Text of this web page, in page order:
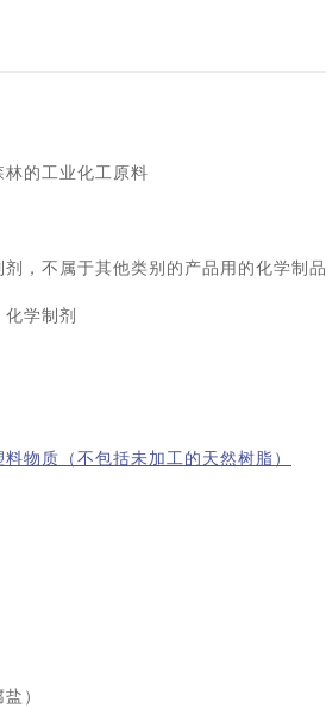
的工业化工原料
，不属于其他类别的产品用的化学制品
学制剂
物质（不包括未加工的天然树脂）
）